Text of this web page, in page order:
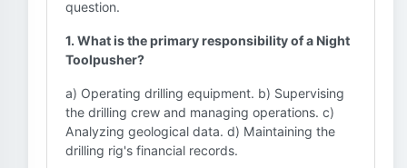
question.
1. What is the primary responsibility of a Night
Toolpusher?
a) Operating drilling equipment. b) Supervising
the drilling crew and managing operations. c)
Analyzing geological data. d) Maintaining the
drilling rig's financial records.